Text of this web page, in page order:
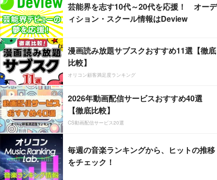
芸能界を志す10代～20代を応援！ オーデ
ィション・スクール情報はDeview
漫画読み放題サブスクおすすめ11選【徹底
比較】
オリコン顧客満足度ランキング
2026年動画配信サービスおすすめ40選
【徹底比較】
CS動画配信サービス20選
毎週の音楽ランキングから、ヒットの推移
をチェック！